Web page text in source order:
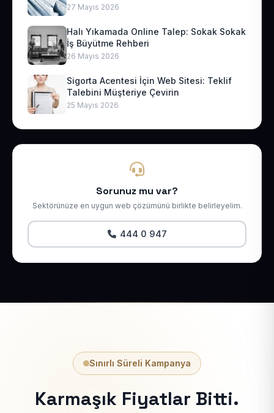
27 Mayıs 2026
Halı Yıkamada Online Talep: Sokak Sokak
İş Büyütme Rehberi
26 Mayıs 2026
Sigorta Acentesi İçin Web Sitesi: Teklif
Talebini Müşteriye Çevirin
25 Mayıs 2026
Sorunuz mu var?
Sektörünüze en uygun web çözümünü birlikte belirleyelim.
444 0 947
Sınırlı Süreli Kampanya
Karmaşık Fiyatlar Bitti.